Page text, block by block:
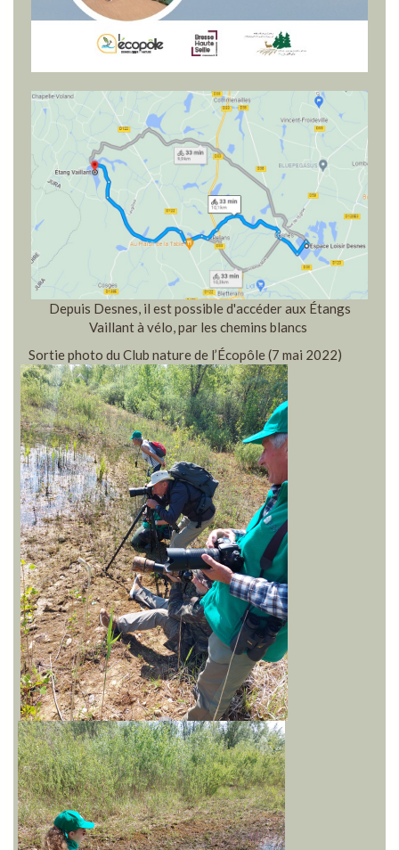
Depuis Desnes, il est possible d'accéder aux Étangs
Vaillant à vélo, par les chemins blancs
Sortie photo du Club nature de l’Écopôle (7 mai 2022)